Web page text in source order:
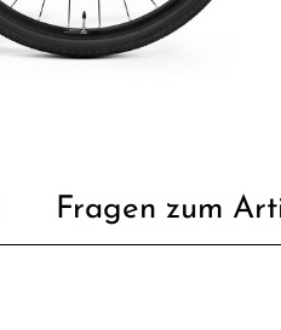
Fragen zum